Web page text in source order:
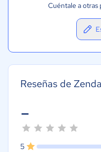
Cuéntale a otras
Reseñas de
-
5